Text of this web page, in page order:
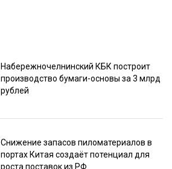
Набережночелнинский КБК построит
производство бумаги-основы за 3 млрд
рублей
Снижение запасов пиломатериалов в
портах Китая создаёт потенциал для
роста поставок из РФ